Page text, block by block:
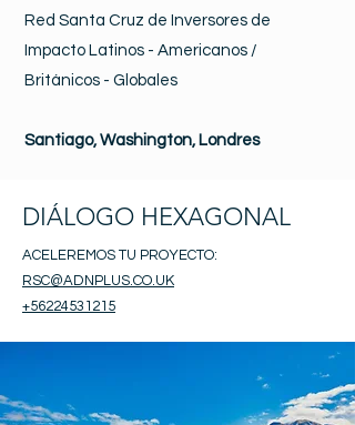
Red Santa Cruz de Inversores de
Impacto Latinos - Americanos /
Británicos - Globales
Santiago, Washington, Londres
DIÁLOGO HEXAGONAL
ACELEREMOS TU PROYECTO:
RSC@ADNPLUS.CO.UK
+56224531215